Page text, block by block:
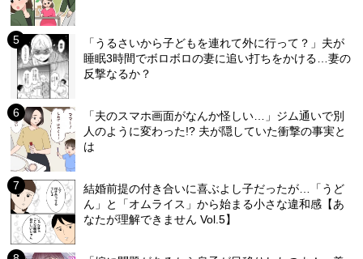
「うるさいから子どもを連れて外に行って？」夫が
睡眠3時間でボロボロの妻に追い打ちをかける…妻の
反撃なるか？
「夫のスマホ画面がなんか怪しい…」ジム通いで別
人のように変わった!? 夫が隠していた衝撃の事実と
は
結婚前提の付き合いに喜ぶよし子だったが…「うど
ん」と「オムライス」から始まる小さな違和感【あ
なたが理解できません Vol.5】